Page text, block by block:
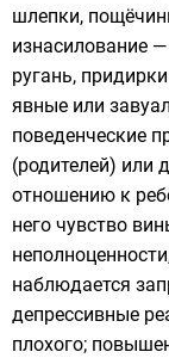
шлепки,
изнасилование —
ругань,
явные или
поведенческие
(родителей) или
отношению к
него чувство
наблюдается
депрессивные
плохого;